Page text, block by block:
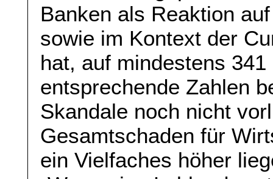
Banken als Reaktion
sowie im Kontext der
hat, auf mindestens
entsprechende Zahlen
Skandale noch nicht
Gesamtschaden für
ein Vielfaches höher